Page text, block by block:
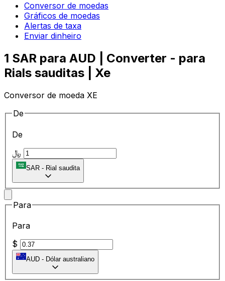
Conversor de moedas
Gráficos de moedas
Alertas de taxa
Enviar dinheiro
1 SAR para AUD | Converter - para
Rials sauditas | Xe
Conversor de moeda XE
De
De
SAR - Rial saudita
Para
Para
$
AUD - Dólar australiano